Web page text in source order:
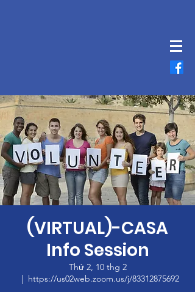
(VIRTUAL)-CASA
Info Session
Thứ 2, 10 thg 2
  |
https://us02web.zoom.us/j/83312875692